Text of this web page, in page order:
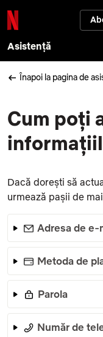
Asistență
Înapoi la pagina de
Cum poți
Dacă dorești să
urmează pașii de
Adresa de e-
Metoda de
Parola
Număr de